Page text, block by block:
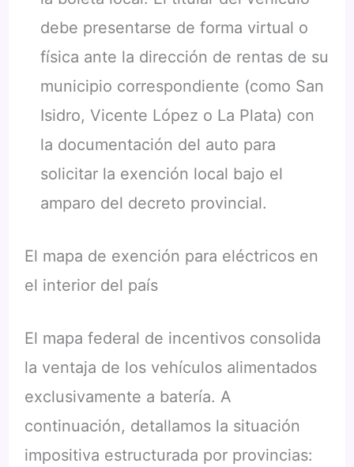
debe presentarse de forma virtual o
física ante la dirección de rentas de su
municipio correspondiente (como San
Isidro, Vicente López o La Plata) con
la documentación del auto para
solicitar la exención local bajo el
amparo del decreto provincial.
El mapa de exención para eléctricos en
el interior del país
El mapa federal de incentivos consolida
la ventaja de los vehículos alimentados
exclusivamente a batería. A
continuación, detallamos la situación
impositiva estructurada por provincias: